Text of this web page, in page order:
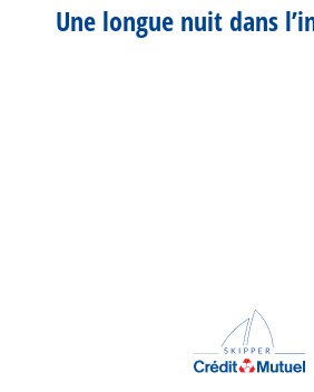
Une longue nuit dans